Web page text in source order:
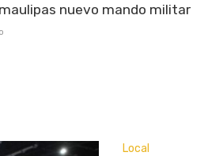
nuevo mando militar
Local